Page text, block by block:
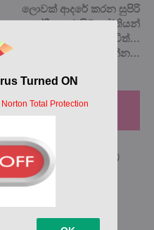
ලොවක් ආදරේ කරන සුපිරි
ඉන්දීය නළු සිවකාර්තියන්
හදිසියේම ලංකාව ඇවිත්…
හේතුව මෙන්න…
දණ නොනැමූ ‘යකඩ
අබේකෝන් අපේ
විය යුතුමයි! ඒ ගැන
මෙන්න…